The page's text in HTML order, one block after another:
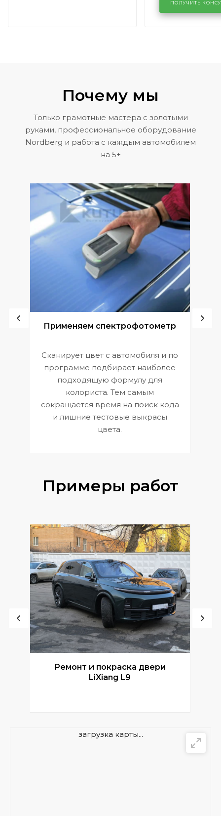
районе
Volkswagen
ПОЛУЧИТЬ
Почему мы
Только грамотные мастера с золотыми
руками, профессиональное оборудование
Nordberg и работа с каждым автомобилем
на 5+
Применяем спектрофотометр
Сканирует цвет с автомобиля и по
программе подбирает наиболее
подходящую формулу для
колориста. Тем самым
сокращается время на поиск кода
и лишние тестовые выкрасы
цвета.
Примеры работ
Ремонт и покраска двери
LiXiang L9
загрузка карты...